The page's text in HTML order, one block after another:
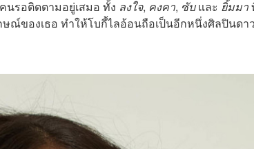
นรอติดตามอยู่เสมอ ทั้ง ลงใจ, คงคา, ซับและ ยิ้มมา
ษณ์ของเธอ ทำให้โบกี้ไลอ้อนถือเป็นอีกหนึ่งศิลปินดา